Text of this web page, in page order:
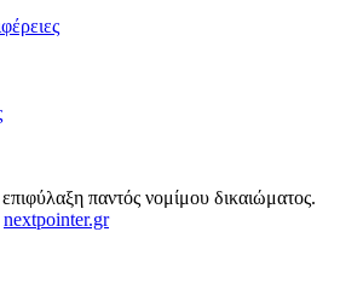
παντός νομίμου δικαιώματος.
nextpointer.gr